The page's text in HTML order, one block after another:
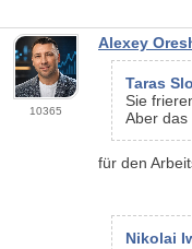
10365
Alexey
Taras
Sie
Aber das
für den
Nikolai